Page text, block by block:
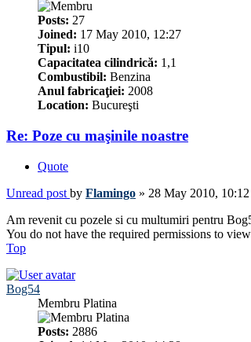
Posts: 27
Joined: 17 May 2010, 12:27
Tipul: i10
Capacitatea cilindrică: 1,1
Combustibil: Benzina
Anul fabricaţiei: 2008
Location: Bucureşti
Re: Poze cu maşinile noastre
Quote
Unread post by Flamingo » 28 May 2010, 10:12
Am revenit cu pozele si cu multumiri pentru
You do not have the required permissions to
Top
Bog54
Membru Platina
Posts: 2886